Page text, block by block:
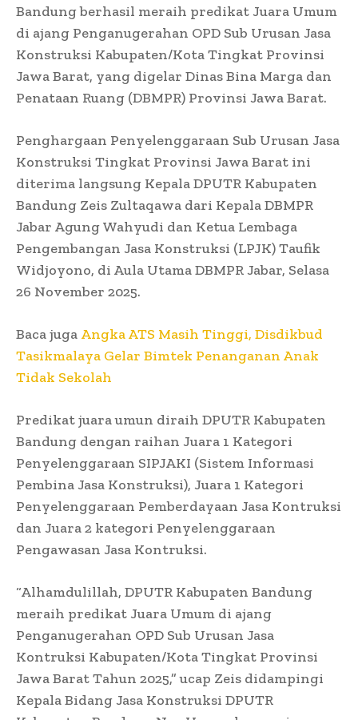
Bandung berhasil meraih predikat Juara Umum
di ajang Penganugerahan OPD Sub Urusan Jasa
Konstruksi Kabupaten/Kota Tingkat Provinsi
Jawa Barat, yang digelar Dinas Bina Marga dan
Penataan Ruang (DBMPR) Provinsi Jawa Barat.
Penghargaan Penyelenggaraan Sub Urusan Jasa
Konstruksi Tingkat Provinsi Jawa Barat ini
diterima langsung Kepala DPUTR Kabupaten
Bandung Zeis Zultaqawa dari Kepala DBMPR
Jabar Agung Wahyudi dan Ketua Lembaga
Pengembangan Jasa Konstruksi (LPJK) Taufik
Widjoyono, di Aula Utama DBMPR Jabar, Selasa
26 November 2025.
Baca juga Angka ATS Masih Tinggi, Disdikbud
Tasikmalaya Gelar Bimtek Penanganan Anak
Tidak Sekolah
Predikat juara umun diraih DPUTR Kabupaten
Bandung dengan raihan Juara 1 Kategori
Penyelenggaraan SIPJAKI (Sistem Informasi
Pembina Jasa Konstruksi), Juara 1 Kategori
Penyelenggaraan Pemberdayaan Jasa Kontruksi
dan Juara 2 kategori Penyelenggaraan
Pengawasan Jasa Kontruksi.
“Alhamdulillah, DPUTR Kabupaten Bandung
meraih predikat Juara Umum di ajang
Penganugerahan OPD Sub Urusan Jasa
Kontruksi Kabupaten/Kota Tingkat Provinsi
Jawa Barat Tahun 2025,” ucap Zeis didampingi
Kepala Bidang Jasa Konstruksi DPUTR